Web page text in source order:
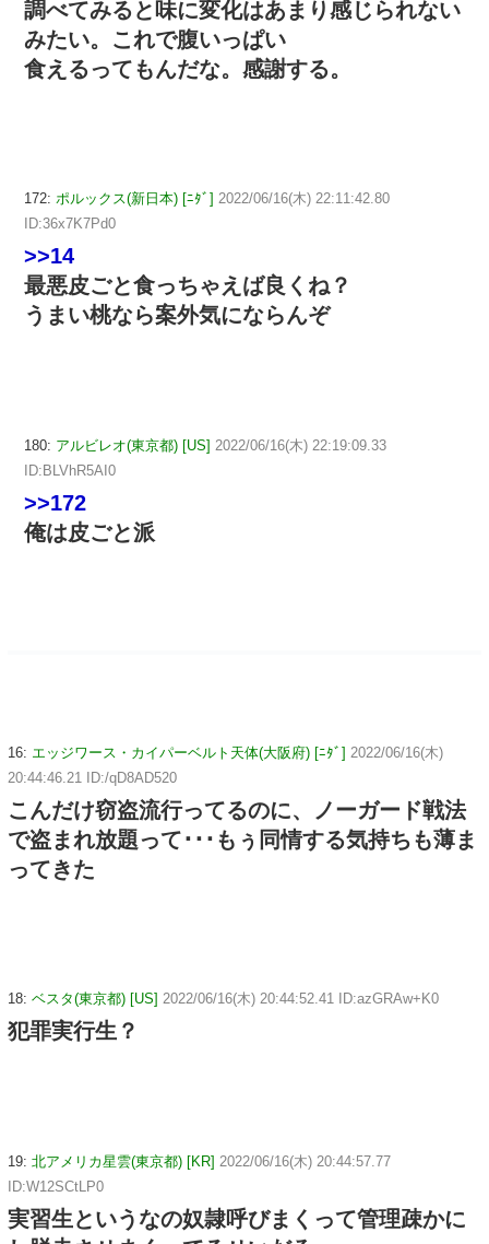
調べてみると味に変化はあまり感じられない
みたい。これで腹いっぱい
食えるってもんだな。感謝する。
172: ポルックス(新日本) [ﾆﾀﾞ] 2022/06/16(木) 22:11:42.80
ID:36x7K7Pd0
>>14
最悪皮ごと食っちゃえば良くね？
うまい桃なら案外気にならんぞ
180: アルビレオ(東京都) [US] 2022/06/16(木) 22:19:09.33
ID:BLVhR5AI0
>>172
俺は皮ごと派
16: エッジワース・カイパーベルト天体(大阪府) [ﾆﾀﾞ] 2022/06/16(木)
20:44:46.21 ID:/qD8AD520
こんだけ窃盗流行ってるのに、ノーガード戦法
で盗まれ放題って･･･もぅ同情する気持ちも薄ま
ってきた
18: ベスタ(東京都) [US] 2022/06/16(木) 20:44:52.41 ID:azGRAw+K0
犯罪実行生？
19: 北アメリカ星雲(東京都) [KR] 2022/06/16(木) 20:44:57.77
ID:W12SCtLP0
実習生というなの奴隷呼びまくって管理疎かに